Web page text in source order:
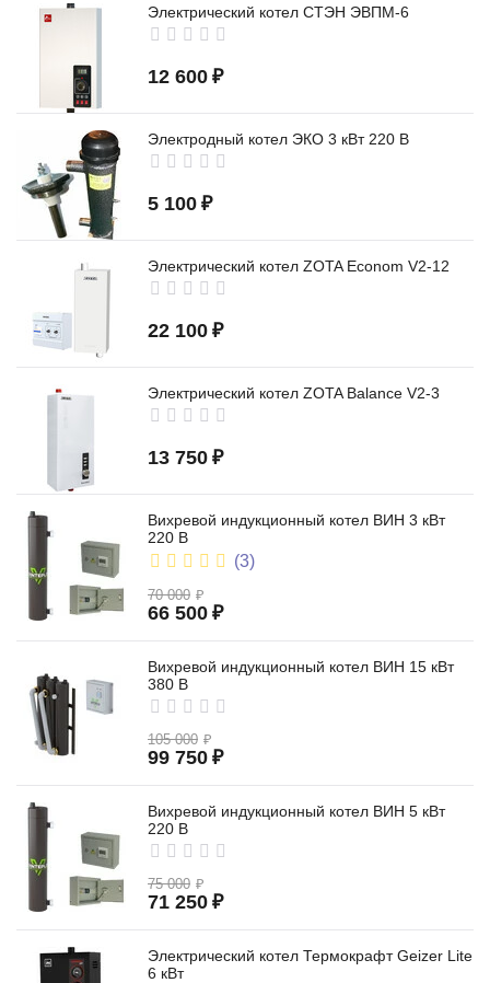
Wi-Fi
Электрический котел СТЭН ЭВПМ-6
12 600 ₽
Электродный котел ЭКО 3 кВт 220 В
5 100 ₽
Электрический котел ZOTA Econom V2-12
22 100 ₽
Электрический котел ZOTA Balance V2-3
13 750 ₽
Вихревой индукционный котел ВИН 3 кВт
220 В
(3)
70 000 ₽
66 500 ₽
Вихревой индукционный котел ВИН 15 кВт
380 В
105 000 ₽
99 750 ₽
Вихревой индукционный котел ВИН 5 кВт
220 В
75 000 ₽
71 250 ₽
Электрический котел Термокрафт Geizer Lite
6 кВт